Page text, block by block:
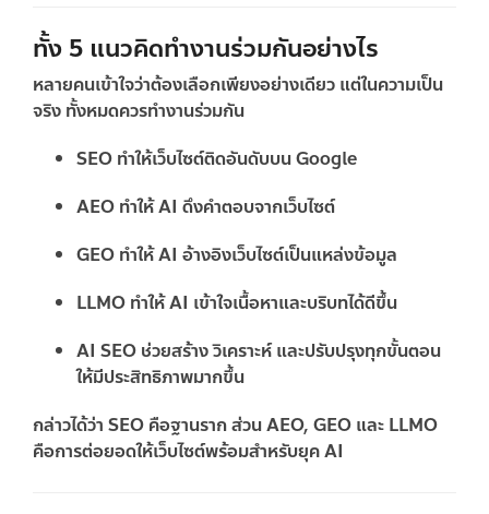
ทั้ง 5 แนวคิดทำงานร่วมกันอย่างไร
หลายคนเข้าใจว่าต้องเลือกเพียงอย่างเดียว แต่ในความเป็น
จริง ทั้งหมดควรทำงานร่วมกัน
SEO ทำให้เว็บไซต์ติดอันดับบน Google
AEO ทำให้ AI ดึงคำตอบจากเว็บไซต์
GEO ทำให้ AI อ้างอิงเว็บไซต์เป็นแหล่งข้อมูล
LLMO ทำให้ AI เข้าใจเนื้อหาและบริบทได้ดีขึ้น
AI SEO ช่วยสร้าง วิเคราะห์ และปรับปรุงทุกขั้นตอน
ให้มีประสิทธิภาพมากขึ้น
กล่าวได้ว่า SEO คือฐานราก ส่วน AEO, GEO และ LLMO
คือการต่อยอดให้เว็บไซต์พร้อมสำหรับยุค AI